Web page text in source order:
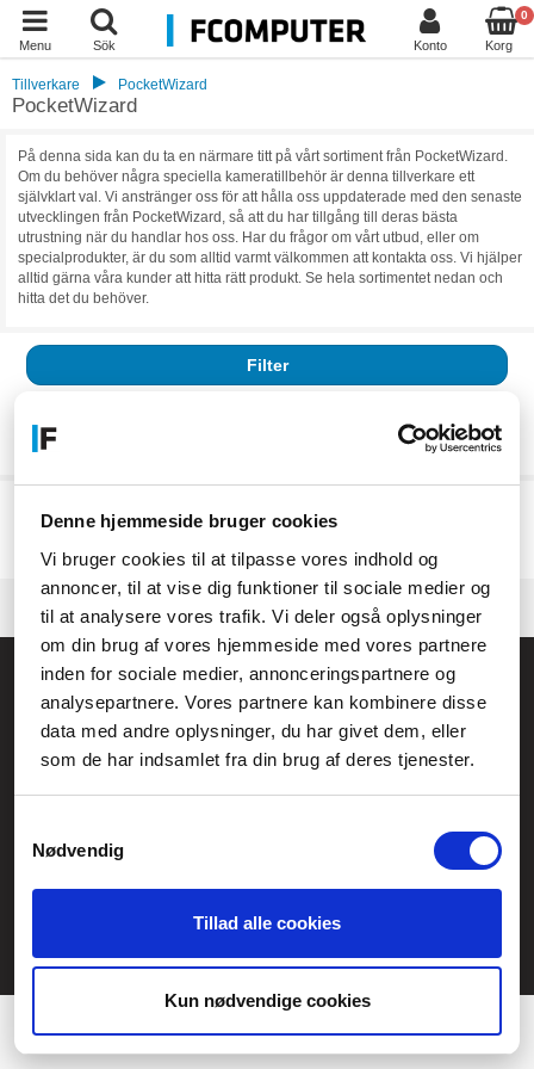
Denne hjemmeside bruger cookies
Vi bruger cookies til at tilpasse vores indhold og
annoncer, til at vise dig funktioner til sociale medier og
til at analysere vores trafik. Vi deler også oplysninger
om din brug af vores hjemmeside med vores partnere
inden for sociale medier, annonceringspartnere og
analysepartnere. Vores partnere kan kombinere disse
data med andre oplysninger, du har givet dem, eller
som de har indsamlet fra din brug af deres tjenester.
Nødvendig
Tillad alle cookies
Kun nødvendige cookies
Menu Sök Konto
0
Korg
Tillverkare PocketWizard
PocketWizard
På denna sida kan du ta en närmare titt på vårt sortiment från PocketWizard.
Om du behöver några speciella kameratillbehör är denna tillverkare ett
självklart val. Vi anstränger oss för att hålla oss uppdaterade med den senaste
utvecklingen från PocketWizard, så att du har tillgång till deras bästa
utrustning när du handlar hos oss. Har du frågor om vårt utbud, eller om
specialprodukter, är du som alltid varmt välkommen att kontakta oss. Vi hjälper
alltid gärna våra kunder att hitta rätt produkt. Se hela sortimentet nedan och
hitta det du behöver.
Filter
ellertillverkaren.
produkt.
Allmänna frågor:
kundservice@fcomputer.se
Service- och reklamationsavdelningen:
service@fcomputer.se
Ångra köp
Datasäkerhet/cookies